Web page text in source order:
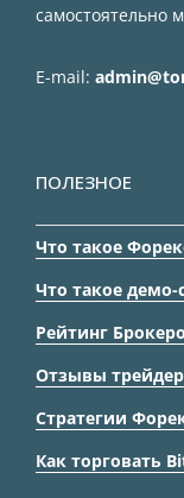
самостоятельно
E-mail:
ПОЛЕЗНОЕ
Что такое
Что такое демо-
Рейтинг
Отзывы
Стратегии
Как торговать